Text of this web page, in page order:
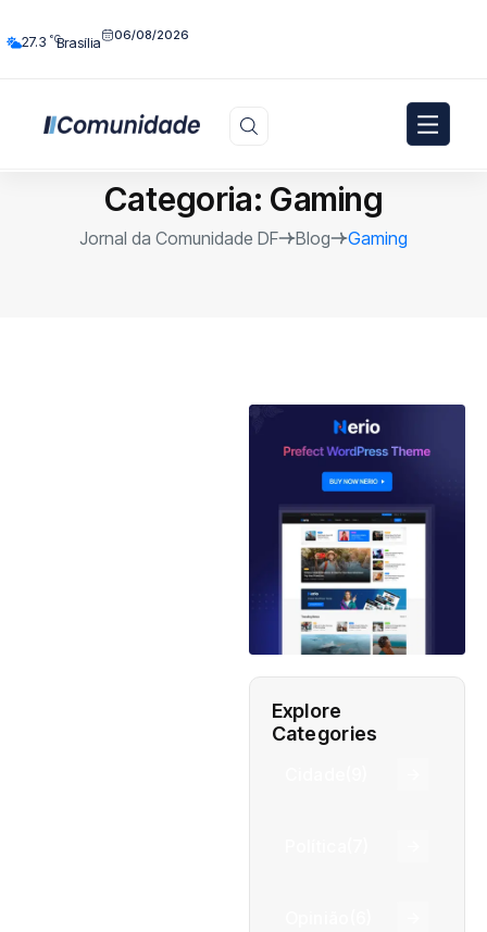
27.3 °CBrasília 06/08/2026
Categoria: Gaming
Jornal da Comunidade DF Blog Gaming
Explore
Categories